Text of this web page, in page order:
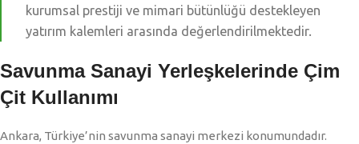
kurumsal prestiji ve mimari bütünlüğü destekleyen
yatırım kalemleri arasında değerlendirilmektedir.
Savunma Sanayi Yerleşkelerinde Çim
Çit Kullanımı
Ankara, Türkiye’nin savunma sanayi merkezi konumundadır.